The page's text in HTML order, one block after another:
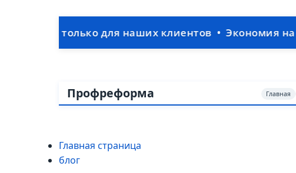
для наших клиентов • Экономия на IT-
Профреформа Главная
Главная страница
блог